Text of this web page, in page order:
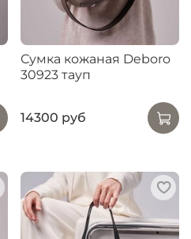
Сумка кожаная Deboro
30923 тауп
14300 руб